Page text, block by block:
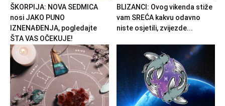
ŠKORPIJA: NOVA SEDMICA
nosi JAKO PUNO
IZNENAĐENJA, pogledajte
ŠTA VAS OČEKUJE!
BLIZANCI: Ovog vikenda stiže
vam SREĆA kakvu odavno
niste osjetili, zvijezde...